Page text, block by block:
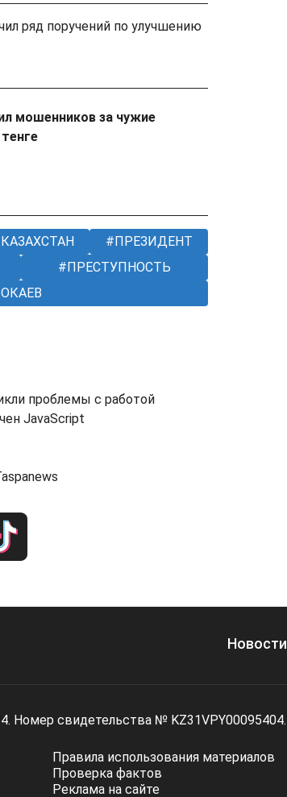
ряд поручений по улучшению
мошенников за чужие
ПРЕЗИДЕНТ
ПРЕСТУПНОСТЬ
проблемы с работой
JavaScript
Новости
Номер свидетельства № KZ31VPY00095404.
Правила использования материалов
Проверка фактов
Реклама на сайте